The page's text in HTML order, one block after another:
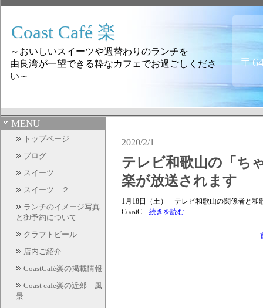
Coast Café 楽
～おいしいスイーツや週替わりのランチを
由良湾が一望できる粋なカフェでお過ごしくださ
い～
〒
MENU
トップページ
ブログ
スイーツ
スイーツ ２
ランチのイメージ写真
と御予約について
クラフトビール
店内ご紹介
CoastCafé楽の掲載情報
Coast cafe楽の近郊 風
景
2020/2/1
テレビ和歌山の「ち
楽が放送されます
1月18日（土） テレビ和歌山の関係者と和
CoastC... 続きを読む